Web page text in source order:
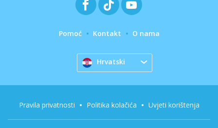
Pomoć Kontakt O nama
Hrvatski
Pravila privatnosti Politika kolačića Uvjeti korištenja